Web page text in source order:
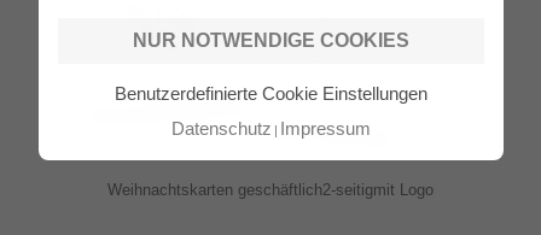
NUR NOTWENDIGE COOKIES
Benutzerdefinierte Cookie Einstellungen
Datenschutz Impressum
Weihnachtskarten geschäftlich2-seitigmit Logo